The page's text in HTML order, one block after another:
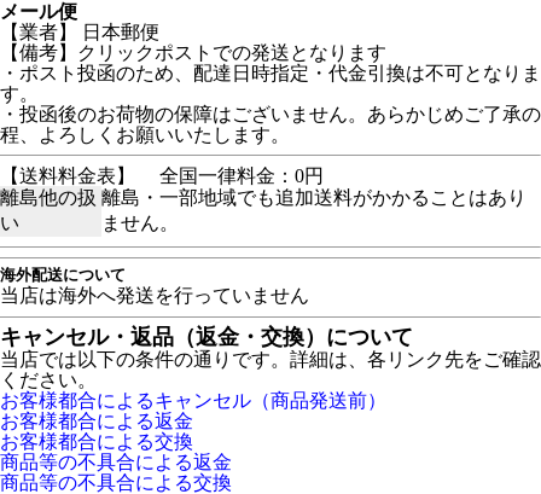
メール便
【業者】 日本郵便
【備考】クリックポストでの発送となります
・ポスト投函のため、配達日時指定・代金引換は不可となりま
す。
・投函後のお荷物の保障はございません。あらかじめご了承の
程、よろしくお願いいたします。
【送料料金表】
全国一律料金：0円
離島他の扱
い
離島・一部地域でも追加送料がかかることはあり
ません。
海外配送について
当店は海外へ発送を行っていません
キャンセル・返品（返金・交換）について
当店では以下の条件の通りです。詳細は、各リンク先をご確認
ください。
お客様都合によるキャンセル（商品発送前）
お客様都合による返金
お客様都合による交換
商品等の不具合による返金
商品等の不具合による交換